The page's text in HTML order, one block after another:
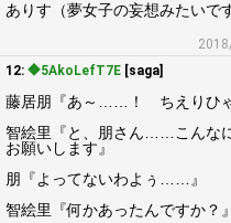
ありす（夢女子の妄想みたいで
12: ◆5AkoLefT7E [saga]
藤居朋『あ～……！ ちえりひ
智絵里『と、朋さん……こんな
お願いします』
朋『よってないわよぅ……』
智絵里『何かあったんですか？』